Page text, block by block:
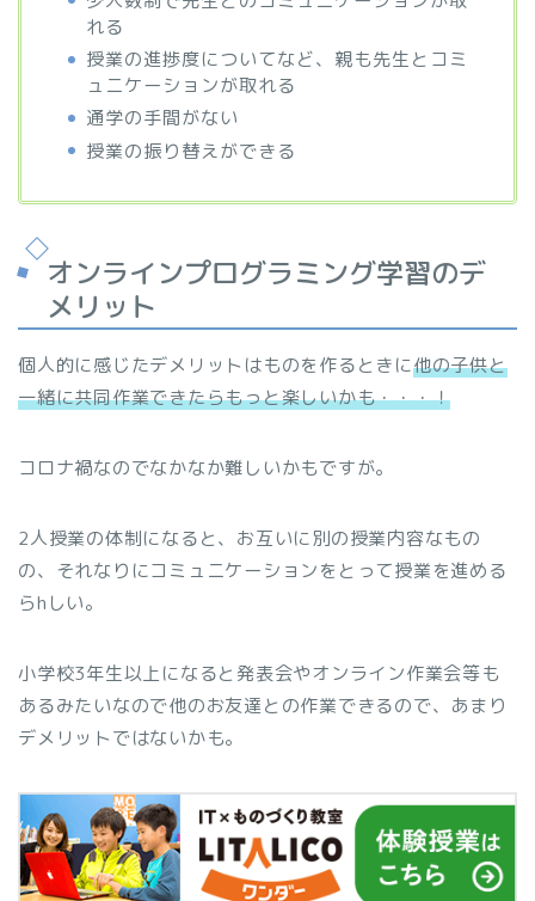
れる
授業の進捗度についてなど、親も先生とコミ
ュニケーションが取れる
通学の手間がない
授業の振り替えができる
オンラインプログラミング学習のデ
メリット
個人的に感じたデメリットはものを作るときに他の子供と
一緒に共同作業できたらもっと楽しいかも・・・！
コロナ禍なのでなかなか難しいかもですが。
2人授業の体制になると、お互いに別の授業内容なもの
の、それなりにコミュニケーションをとって授業を進める
らhしい。
小学校3年生以上になると発表会やオンライン作業会等も
あるみたいなので他のお友達との作業できるので、あまり
デメリットではないかも。